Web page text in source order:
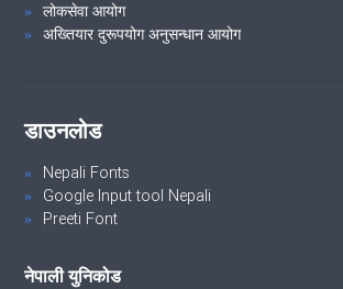
लोकसेवा आयोग
अख्तियार दुरूपयोग अनुसन्धान आयोग
डाउनलोड
Nepali Fonts
Google Input tool Nepali
Preeti Font
नेपाली युनिकोड